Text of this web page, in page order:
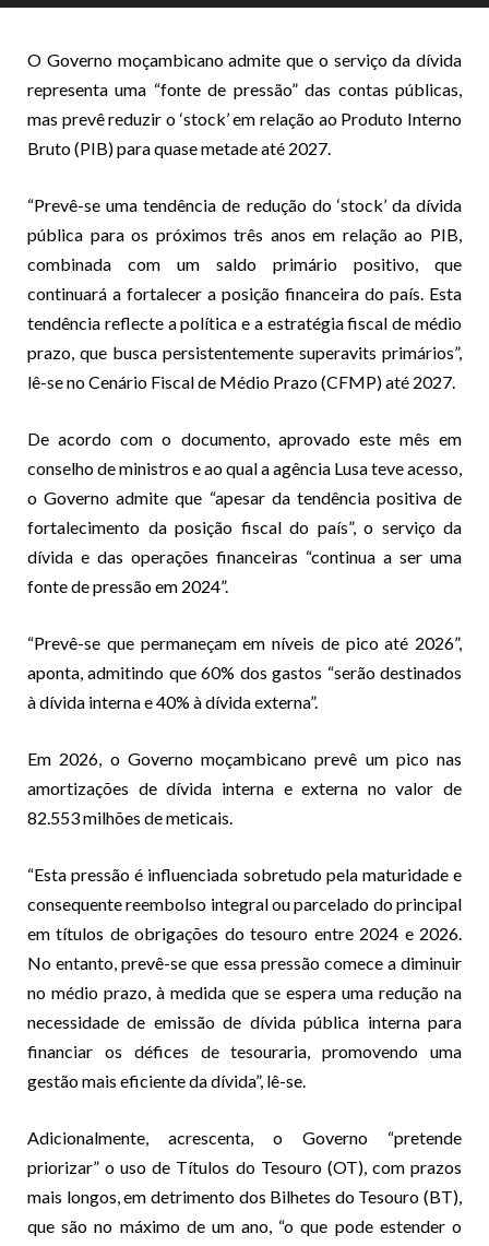
O Governo moçambicano admite que o serviço da dívida
representa uma “fonte de pressão” das contas públicas,
mas prevê reduzir o ‘stock’ em relação ao Produto Interno
Bruto (PIB) para quase metade até 2027.
“Prevê-se uma tendência de redução do ‘stock’ da dívida
pública para os próximos três anos em relação ao PIB,
combinada com um saldo primário positivo, que
continuará a fortalecer a posição financeira do país. Esta
tendência reflecte a política e a estratégia fiscal de médio
prazo, que busca persistentemente superavits primários”,
lê-se no Cenário Fiscal de Médio Prazo (CFMP) até 2027.
De acordo com o documento, aprovado este mês em
conselho de ministros e ao qual a agência Lusa teve acesso,
o Governo admite que “apesar da tendência positiva de
fortalecimento da posição fiscal do país”, o serviço da
dívida e das operações financeiras “continua a ser uma
fonte de pressão em 2024”.
“Prevê-se que permaneçam em níveis de pico até 2026”,
aponta, admitindo que 60% dos gastos “serão destinados
à dívida interna e 40% à dívida externa”.
Em 2026, o Governo moçambicano prevê um pico nas
amortizações de dívida interna e externa no valor de
82.553 milhões de meticais.
“Esta pressão é influenciada sobretudo pela maturidade e
consequente reembolso integral ou parcelado do principal
em títulos de obrigações do tesouro entre 2024 e 2026.
No entanto, prevê-se que essa pressão comece a diminuir
no médio prazo, à medida que se espera uma redução na
necessidade de emissão de dívida pública interna para
financiar os défices de tesouraria, promovendo uma
gestão mais eficiente da dívida”, lê-se.
Adicionalmente, acrescenta, o Governo “pretende
priorizar” o uso de Títulos do Tesouro (OT), com prazos
mais longos, em detrimento dos Bilhetes do Tesouro (BT),
que são no máximo de um ano, “o que pode estender o